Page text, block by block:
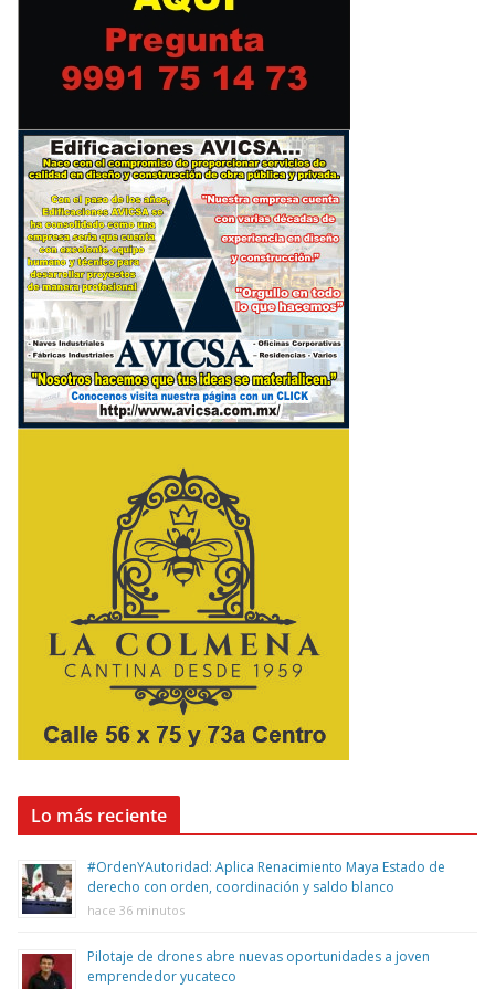
Lo más reciente
#OrdenYAutoridad: Aplica Renacimiento Maya Estado de
derecho con orden, coordinación y saldo blanco
hace 36 minutos
Pilotaje de drones abre nuevas oportunidades a joven
emprendedor yucateco